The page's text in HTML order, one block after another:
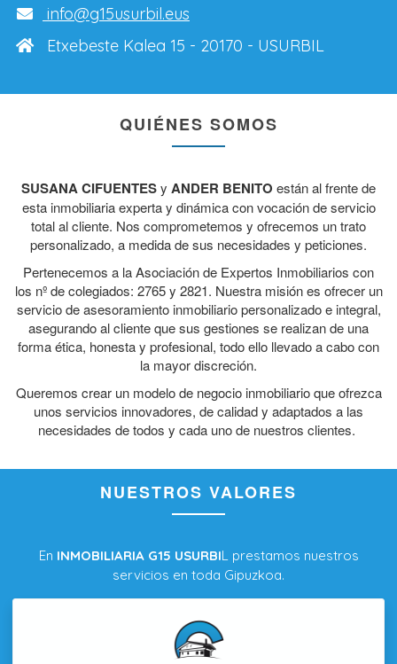
info@g15usurbil.eus
Etxebeste Kalea 15 - 20170 - USURBIL
QUIÉNES SOMOS
SUSANA CIFUENTESy ANDER BENITO están al frente de
esta inmobiliaria experta y dinámica con vocación de servicio
total al cliente. Nos comprometemos y ofrecemos un trato
personalizado, a medida de sus necesidades y peticiones.
Pertenecemos a la Asociación de Expertos Inmobiliarios con
los nº de colegiados: 2765 y 2821. Nuestra misión es ofrecer un
servicio de asesoramiento inmobiliario personalizado e integral,
asegurando al cliente que sus gestiones se realizan de una
forma ética, honesta y profesional, todo ello llevado a cabo con
la mayor discreción.
Queremos crear un modelo de negocio inmobiliario que ofrezca
unos servicios innovadores, de calidad y adaptados a las
necesidades de todos y cada uno de nuestros clientes.
NUESTROS VALORES
En INMOBILIARIA G15 USURBIL prestamos nuestros
servicios en toda Gipuzkoa.